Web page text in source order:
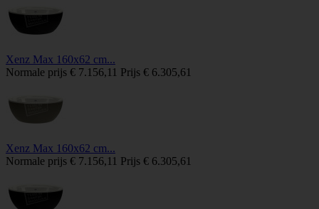
Xenz Max 160x62 cm...
Normale prijs € 7.156,11 Prijs € 6.305,61
Xenz Max 160x62 cm...
Normale prijs € 7.156,11 Prijs € 6.305,61